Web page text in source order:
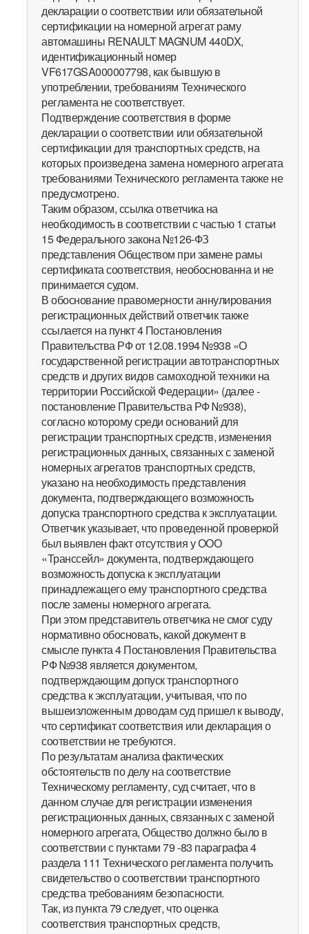
декларации о соответствии или обязательной
сертификации на номерной агрегат раму
автомашины RENAULT MAGNUM 440DX,
идентификационный номер
VF617GSA000007798, как бывшую в
употреблении, требованиям Технического
регламента не соответствует.
Подтверждение соответствия в форме
декларации о соответствии или обязательной
сертификации для транспортных средств, на
которых произведена замена номерного агрегата
требованиями Технического регламента также не
предусмотрено.
Таким образом, ссылка ответчика на
необходимость в соответствии с частью 1 статьи
15 Федерального закона №126-ФЗ
представления Обществом при замене рамы
сертификата соответствия, необоснованна и не
принимается судом.
В обоснование правомерности аннулирования
регистрационных действий ответчик также
ссылается на пункт 4 Постановления
Правительства РФ от 12.08.1994 №938 «О
государственной регистрации автотранспортных
средств и других видов самоходной техники на
территории Российской Федерации» (далее -
постановление Правительства РФ №938),
согласно которому среди оснований для
регистрации транспортных средств, изменения
регистрационных данных, связанных с заменой
номерных агрегатов транспортных средств,
указано на необходимость представления
документа, подтверждающего возможность
допуска транспортного средства к эксплуатации.
Ответчик указывает, что проведенной проверкой
был выявлен факт отсутствия у ООО
«Транссейл» документа, подтверждающего
возможность допуска к эксплуатации
принадлежащего ему транспортного средства
после замены номерного агрегата.
При этом представитель ответчика не смог суду
нормативно обосновать, какой документ в
смысле пункта 4 Постановления Правительства
РФ №938 является документом,
подтверждающим допуск транспортного
средства к эксплуатации, учитывая, что по
вышеизложенным доводам суд пришел к выводу,
что сертификат соответствия или декларация о
соответствии не требуются.
По результатам анализа фактических
обстоятельств по делу на соответствие
Техническому регламенту, суд считает, что в
данном случае для регистрации изменения
регистрационных данных, связанных с заменой
номерного агрегата, Общество должно было в
соответствии с пунктами 79 -83 параграфа 4
раздела 111 Технического регламента получить
свидетельство о соответствии транспортного
средства требованиям безопасности.
Так, из пункта 79 следует, что оценка
соответствия транспортных средств,